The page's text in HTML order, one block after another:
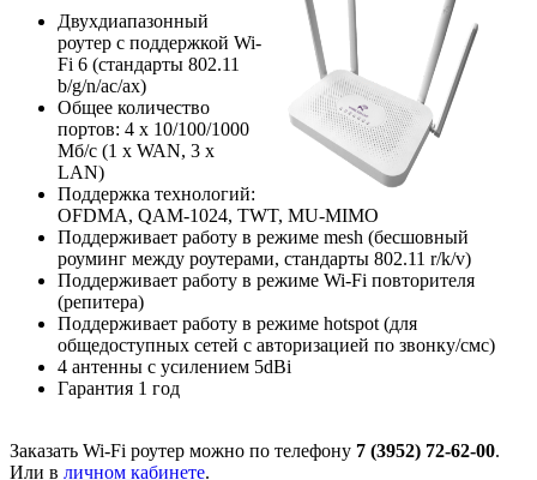
Двухдиапазонный
роутер с поддержкой Wi-
Fi 6 (стандарты 802.11
b/g/n/ac/ax)
Общее количество
портов: 4 х 10/100/1000
Мб/с (1 x WAN, 3 x
LAN)
Поддержка технологий:
OFDMA, QAM-1024, TWT, MU-MIMO
Поддерживает работу в режиме mesh (бесшовный
роуминг между роутерами, стандарты 802.11 r/k/v)
Поддерживает работу в режиме Wi-Fi повторителя
(репитера)
Поддерживает работу в режиме hotspot (для
общедоступных сетей с авторизацией по звонку/смс)
4 антенны с усилением 5dBi
Гарантия 1 год
Заказать Wi-Fi роутер можно по телефону 7 (3952) 72-62-00.
Или в личном кабинете.